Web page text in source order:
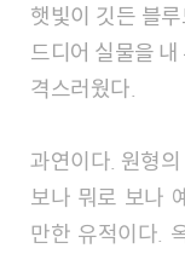
햇빛이 깃든 블
드디어 실물을
격스러웠다.
과연이다. 원형
보나 뭐로 보나
만한 유적이다.